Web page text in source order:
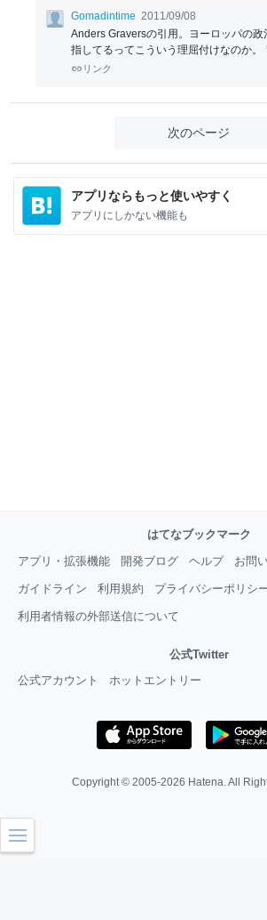
Gomadintime 2011/09/08
Anders Graversの引用。ヨーロッパの政
指してるってこういう理屈付けなのか。
リンク
次のページ
アプリならもっと使いやすく
アプリにしかない機能も
はてなブックマーク
アプリ・拡張機能
開発ブログ ヘルプ お問
ガイドライン 利用規約 プライバシーポリシ
利用者情報の外部送信について
公式Twitter
公式アカウント
ホットエントリー
Copyright © 2005-2026 Hatena. All